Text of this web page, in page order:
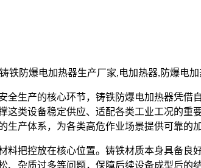
铁防爆电加热器生产厂家,电加热器,防爆电
生产的核心环节，铸铁防爆电加热器凭
类设备稳定供应、适配各类工业工况的
产体系，为各类高危作业场景提供可靠的
料把控放在核心位置。铸铁材质本身具备
、杂质过多等问题，保障后续设备成型后